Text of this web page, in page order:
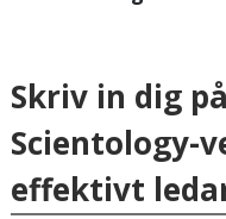
Skriv in dig
Scientology-
effektivt